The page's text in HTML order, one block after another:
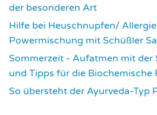
der besonderen Art
Hilfe bei Heuschnupfen/
Powermischung mit Schüßler
Sommerzeit - Aufatmen mit der
und Tipps für die Biochemische
So übersteht der Ayurveda-Typ